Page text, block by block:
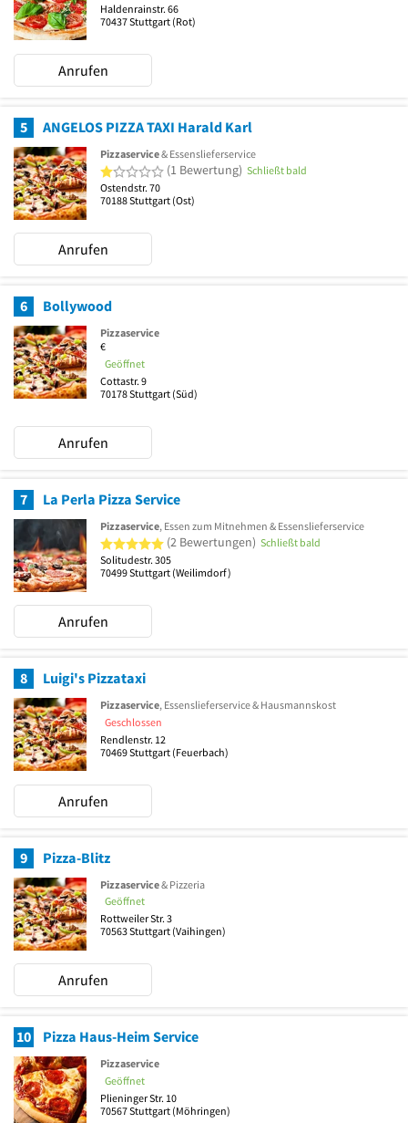
Haldenrainstr. 66
70437Stuttgart (Rot)
Anrufen
5 ANGELOS PIZZA TAXI Harald Karl
Pizzaservice& Essenslieferservice
1 von 5 Sternen
(1 Bewertung) Schließt bald
Ostendstr. 70
70188Stuttgart (Ost)
Anrufen
6 Bollywood
Pizzaservice
€
Geöffnet
Cottastr. 9
70178Stuttgart (Süd)
Anrufen
7 La Perla Pizza Service
Pizzaservice, Essen zum Mitnehmen & Essenslieferservice
5 von 5 Sternen
(2 Bewertungen) Schließt bald
Solitudestr. 305
70499Stuttgart (Weilimdorf)
Anrufen
8 Luigi's Pizzataxi
Pizzaservice, Essenslieferservice & Hausmannskost
Geschlossen
Rendlenstr. 12
70469Stuttgart (Feuerbach)
Anrufen
9 Pizza-Blitz
Pizzaservice& Pizzeria
Geöffnet
Rottweiler Str. 3
70563Stuttgart (Vaihingen)
Anrufen
10 Pizza Haus-Heim Service
Pizzaservice
Geöffnet
Plieninger Str. 10
70567Stuttgart (Möhringen)